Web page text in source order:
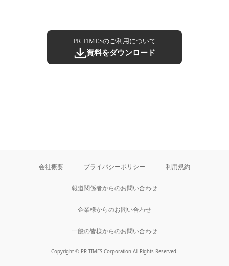
PR TIMESのご利用について
資料をダウンロード
会社概要 プライバシーポリシー 利用規約
報道関係者からのお問い合わせ
企業様からのお問い合わせ
一般の皆様からのお問い合わせ
Copyright © PR TIMES Corporation All Rights Reserved.